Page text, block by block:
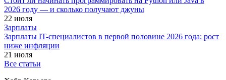
2026 году — и сколько получают джуны
22 июля
Зарплаты
Зарплаты IT-специалистов в первой половине 2026 года: рост
ниже инфляции
21 июля
Все статьи